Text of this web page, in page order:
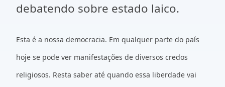
debatendo sobre estado laico.
Esta é a nossa democracia. Em qualquer parte do país
hoje se pode ver manifestações de diversos credos
religiosos. Resta saber até quando essa liberdade vai